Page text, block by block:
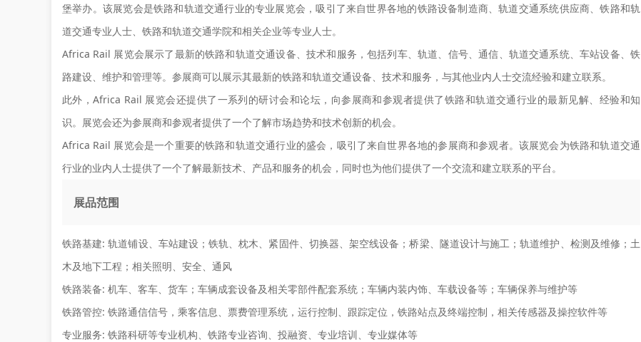
堡举办。该展览会是铁路和轨道交通行业的专业展览会，吸引了来自世界各地的铁路设备制造商、轨道交通系统供应商、铁路和轨
道交通专业人士、铁路和轨道交通学院和相关企业等专业人士。
Africa Rail 展览会展示了最新的铁路和轨道交通设备、技术和服务，包括列车、轨道、信号、通信、轨道交通系统、车站设备、铁
路建设、维护和管理等。参展商可以展示其最新的铁路和轨道交通设备、技术和服务，与其他业内人士交流经验和建立联系。
此外，Africa Rail 展览会还提供了一系列的研讨会和论坛，向参展商和参观者提供了铁路和轨道交通行业的最新见解、经验和知
识。展览会还为参展商和参观者提供了一个了解市场趋势和技术创新的机会。
Africa Rail 展览会是一个重要的铁路和轨道交通行业的盛会，吸引了来自世界各地的参展商和参观者。该展览会为铁路和轨道交通
行业的业内人士提供了一个了解最新技术、产品和服务的机会，同时也为他们提供了一个交流和建立联系的平台。
展品范围
铁路基建: 轨道铺设、车站建设；铁轨、枕木、紧固件、切换器、架空线设备；桥梁、隧道设计与施工；轨道维护、检测及维修；土
木及地下工程；相关照明、安全、通风
铁路装备: 机车、客车、货车；车辆成套设备及相关零部件配套系统；车辆内装内饰、车载设备等；车辆保养与维护等
铁路管控: 铁路通信信号，乘客信息、票费管理系统，运行控制、跟踪定位，铁路站点及终端控制，相关传感器及操控软件等
专业服务: 铁路科研等专业机构、铁路专业咨询、投融资、专业培训、专业媒体等